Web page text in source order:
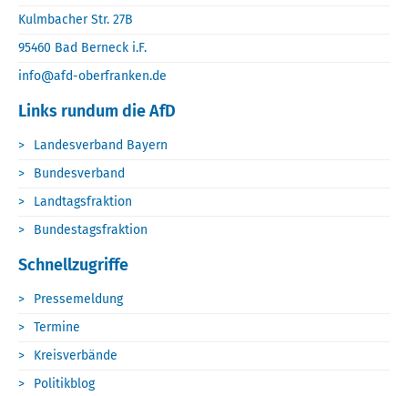
Kulmbacher Str. 27B
95460 Bad Berneck i.F.
info@afd-oberfranken.de
Links rundum die AfD
Landesverband Bayern
Bundesverband
Landtagsfraktion
Bundestagsfraktion
Schnellzugriffe
Pressemeldung
Termine
Kreisverbände
Politikblog